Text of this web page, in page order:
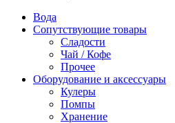
Вода
Сопутствующие товары
Сладости
Чай / Кофе
Прочее
Оборудование и аксессуары
Кулеры
Помпы
Хранение